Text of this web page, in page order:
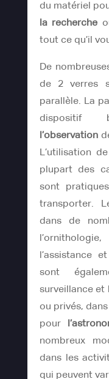
du matériel
la recherche
tout ce qu’il
De
de 2 verres
parallèle. La
dispositif
l’observation
L’utilisation
plupart des
sont
transporter.
dans de
l’assistance
sont
surveillance et
ou privés,
pour
nombreux
dans les
qui peuvent